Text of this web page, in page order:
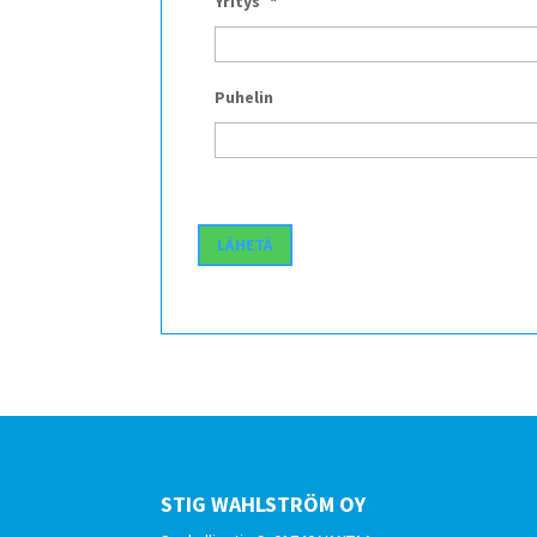
Puhelin
STIG WAHLSTRÖM OY